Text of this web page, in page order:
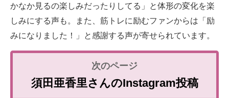
かなか見るの楽しみだったりしてる」と体形の変化を楽
しみにする声も。また、筋トレに励むファンからは「励
みになりました！」と感謝する声が寄せられています。
須田亜香里さんのInstagram投稿